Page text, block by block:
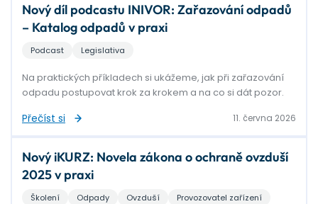
Nový díl podcastu INIVOR: Zařazování odpadů
– Katalog odpadů v praxi
Podcast Legislativa
Na praktických příkladech si ukážeme, jak při zařazování
odpadu postupovat krok za krokem a na co si dát pozor.
Přečíst si 11. června 2026
Nový iKURZ: Novela zákona o ochraně ovzduší
2025 v praxi
Školení Odpady Ovzduší
Provozovatel zařízení